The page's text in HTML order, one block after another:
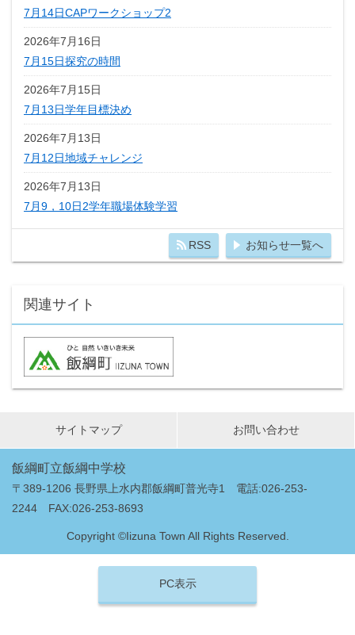
7月14日CAPワークショップ2
2026年7月16日
7月15日探究の時間
2026年7月15日
7月13日学年目標決め
2026年7月13日
7月12日地域チャレンジ
2026年7月13日
7月9，10日2学年職場体験学習
RSS お知らせ一覧へ
関連サイト
サイトマップ お問い合わせ
飯綱町立飯綱中学校
〒389-1206 長野県上水内郡飯綱町普光寺1 電話:026-253-
2244 FAX:026-253-8693
Copyright ©Iizuna Town All Rights Reserved.
PC表示